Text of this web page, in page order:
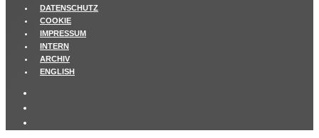
DATENSCHUTZ
COOKIE
IMPRESSUM
INTERN
ARCHIV
ENGLISH